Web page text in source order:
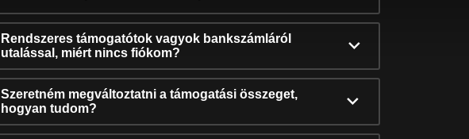
Rendszeres támogatótok vagyok bankszámláról
utalással, miért nincs fiókom?
Szeretném megváltoztatni a támogatási összeget,
hogyan tudom?